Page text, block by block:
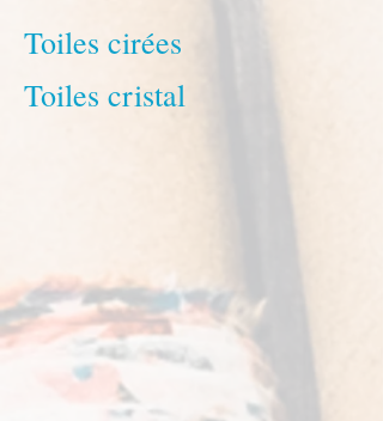
Toiles cirées
Toiles cristal